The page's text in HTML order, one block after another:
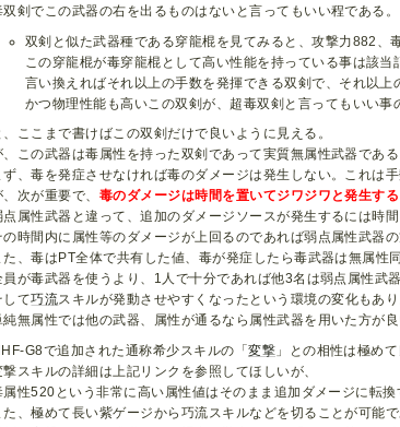
双剣でこの武器の右を出るものはないと言ってもいい程である。
双剣と似た武器種である穿龍棍を見てみると、攻撃力882、
この穿龍棍が毒穿龍棍として高い性能を持っている事は該当
言い換えればそれ以上の手数を発揮できる双剣で、それ以上
かつ物理性能も高いこの双剣が、超毒双剣と言ってもいい事
、ここまで書けばこの双剣だけで良いように見える。
、この武器は毒属性を持った双剣であって実質無属性武器である
ず、毒を発症させなければ毒のダメージは発生しない。これは
、次が重要で、 毒のダメージは時間を置いてジワジワと発生する
点属性武器と違って、追加のダメージソースが発生するには時間
の時間内に属性等のダメージが上回るのであれば弱点属性武器の
た、毒はPT全体で共有した値、毒が発症したら毒武器は無属性
員が毒武器を使うより、1人で十分であれば他3名は弱点属性武
して巧流スキルが発動させやすくなったという環境の変化もあり
純無属性では他の武器、属性が通るなら属性武器を用いた方が
G8で追加された通称希少スキルの「変撃 」との相性は極めて
撃スキルの詳細は上記リンクを参照してほしいが、
属性520という非常に高い属性値はそのまま追加ダメージに転換
た、極めて長い紫ゲージから巧流スキルなどを切ることが可能で